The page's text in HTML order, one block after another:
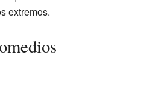
extremos.